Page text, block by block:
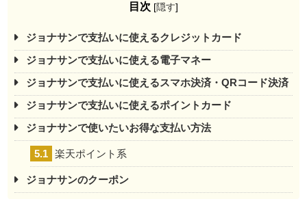
目次 [隠す]
ジョナサンで支払いに使えるクレジットカード
ジョナサンで支払いに使える電子マネー
ジョナサンで支払いに使えるスマホ決済・QRコード決済
ジョナサンで支払いに使えるポイントカード
ジョナサンで使いたいお得な支払い方法
5.1 楽天ポイント系
ジョナサンのクーポン